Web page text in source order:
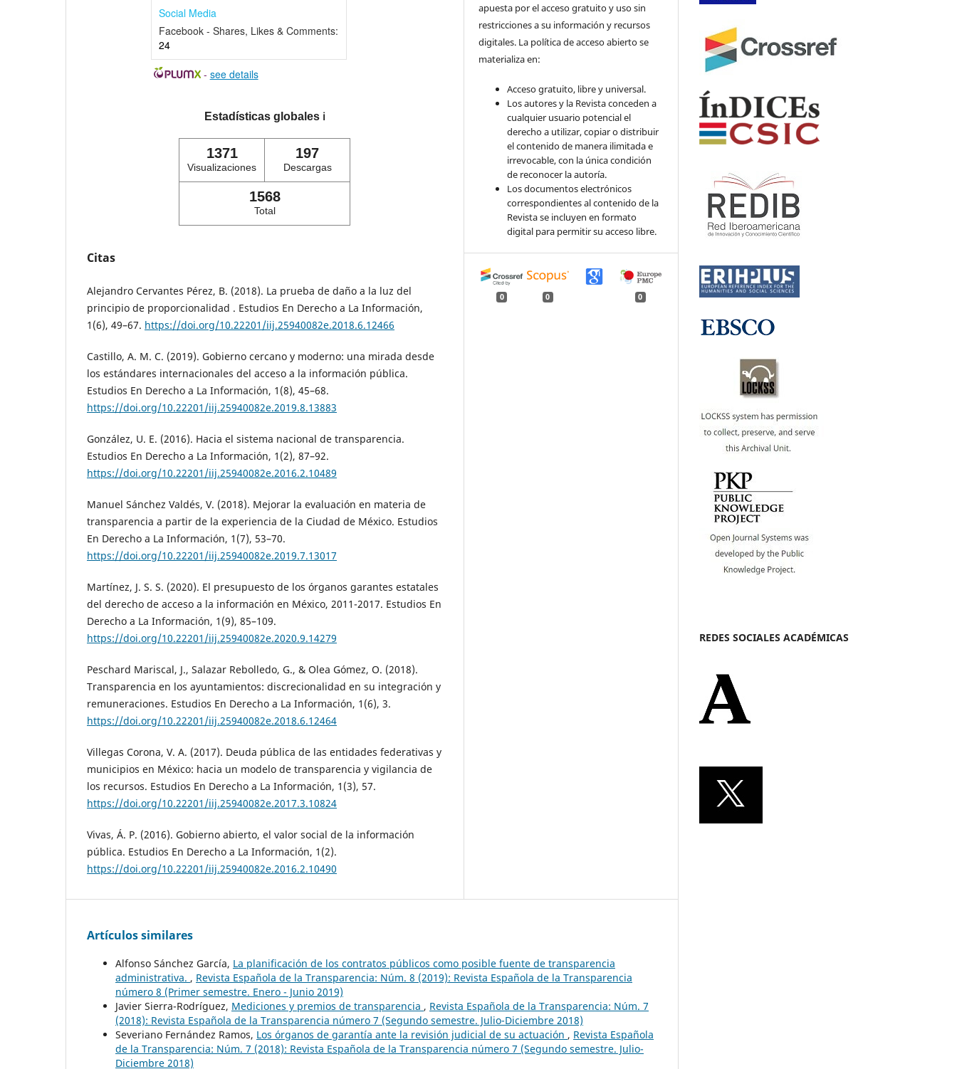
Social Media
Facebook - Shares, Likes & Comments:
24
- see details
Estadísticas globales ℹ️
1371
Visualizaciones
197
Descargas
1568
Total
Citas
Alejandro Cervantes Pérez, B. (2018). La prueba de daño a la luz del
principio de proporcionalidad . Estudios En Derecho a La Información,
1(6), 49–67. https://doi.org/10.22201/iij.25940082e.2018.6.12466
Castillo, A. M. C. (2019). Gobierno cercano y moderno: una mirada desde
los estándares internacionales del acceso a la información pública.
Estudios En Derecho a La Información, 1(8), 45–68.
https://doi.org/10.22201/iij.25940082e.2019.8.13883
González, U. E. (2016). Hacia el sistema nacional de transparencia.
Estudios En Derecho a La Información, 1(2), 87–92.
https://doi.org/10.22201/iij.25940082e.2016.2.10489
Manuel Sánchez Valdés, V. (2018). Mejorar la evaluación en materia de
transparencia a partir de la experiencia de la Ciudad de México. Estudios
En Derecho a La Información, 1(7), 53–70.
https://doi.org/10.22201/iij.25940082e.2019.7.13017
Martínez, J. S. S. (2020). El presupuesto de los órganos garantes estatales
del derecho de acceso a la información en México, 2011-2017. Estudios En
Derecho a La Información, 1(9), 85–109.
https://doi.org/10.22201/iij.25940082e.2020.9.14279
Peschard Mariscal, J., Salazar Rebolledo, G., & Olea Gómez, O. (2018).
Transparencia en los ayuntamientos: discrecionalidad en su integración y
remuneraciones. Estudios En Derecho a La Información, 1(6), 3.
https://doi.org/10.22201/iij.25940082e.2018.6.12464
Villegas Corona, V. A. (2017). Deuda pública de las entidades federativas y
municipios en México: hacia un modelo de transparencia y vigilancia de
los recursos. Estudios En Derecho a La Información, 1(3), 57.
https://doi.org/10.22201/iij.25940082e.2017.3.10824
Vivas, Á. P. (2016). Gobierno abierto, el valor social de la información
pública. Estudios En Derecho a La Información, 1(2).
https://doi.org/10.22201/iij.25940082e.2016.2.10490
apuesta por el acceso gratuito y uso sin
restricciones a su información y recursos
digitales. La política de acceso abierto se
materializa en:
Acceso gratuito, libre y universal.
Los autores y la Revista conceden a
cualquier usuario potencial el
derecho a utilizar, copiar o distribuir
el contenido de manera ilimitada e
irrevocable, con la única condición
de reconocer la autoría.
Los documentos electrónicos
correspondientes al contenido de la
Revista se incluyen en formato
digital para permitir su acceso libre.
0 0 0
Artículos similares
Alfonso Sánchez García, La planificación de los contratos públicos como posible fuente de transparencia
administrativa. , Revista Española de la Transparencia: Núm. 8 (2019): Revista Española de la Transparencia
número 8 (Primer semestre. Enero - Junio 2019)
Javier Sierra-Rodríguez, Mediciones y premios de transparencia , Revista Española de la Transparencia: Núm. 7
(2018): Revista Española de la Transparencia número 7 (Segundo semestre. Julio-Diciembre 2018)
Severiano Fernández Ramos, Los órganos de garantía ante la revisión judicial de su actuación , Revista Española
de la Transparencia: Núm. 7 (2018): Revista Española de la Transparencia número 7 (Segundo semestre. Julio-
Diciembre 2018)
REDES SOCIALES ACADÉMICAS